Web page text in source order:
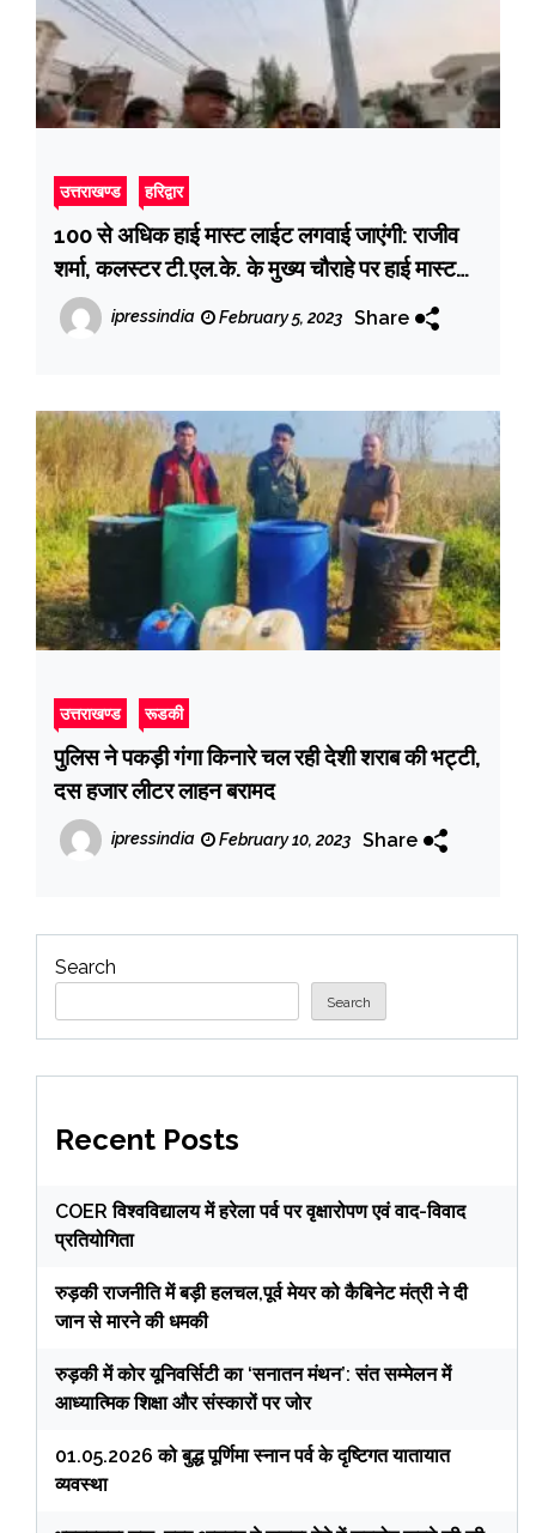
उत्तराखण्ड हरिद्वार
100 से अधिक हाई मास्ट लाईट लगवाई जाएंगी: राजीव
शर्मा, कलस्टर टी.एल.के. के मुख्य चौराहे पर हाई मास्ट
लाईट का लोकार्पण
ipressindia February 5, 2023 Share
उत्तराखण्ड रूडकी
पुलिस ने पकड़ी गंगा किनारे चल रही देशी शराब की भट्टी,
दस हजार लीटर लाहन बरामद
ipressindia February 10, 2023 Share
Search
Search
Recent Posts
COER विश्वविद्यालय में हरेला पर्व पर वृक्षारोपण एवं वाद-विवाद
प्रतियोगिता
रुड़की राजनीति में बड़ी हलचल,पूर्व मेयर को कैबिनेट मंत्री ने दी
जान से मारने की धमकी
रुड़की में कोर यूनिवर्सिटी का ‘सनातन मंथन’: संत सम्मेलन में
आध्यात्मिक शिक्षा और संस्कारों पर जोर
01.05.2026 को बुद्ध पूर्णिमा स्नान पर्व के दृष्टिगत यातायात
व्यवस्था